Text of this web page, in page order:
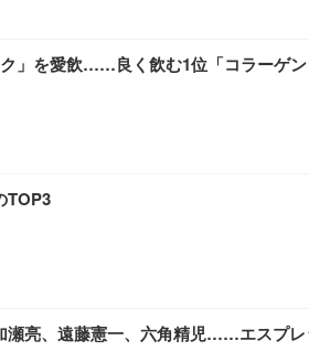
」を愛飲……良く飲む1位「コラーゲ
TOP3
瀬亮、遠藤憲一、六角精児……エスプ